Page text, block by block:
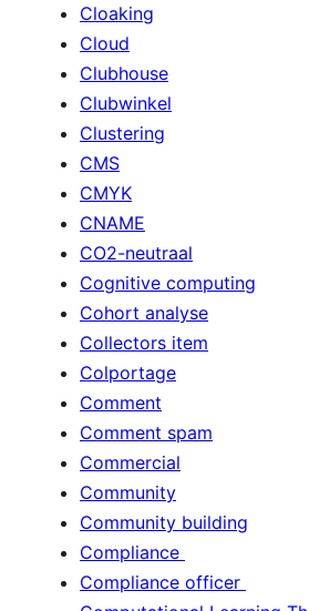
Cloaking
Cloud
Clubhouse
Clubwinkel
Clustering
CMS
CMYK
CNAME
CO2-neutraal
Cognitive computing
Cohort analyse
Collectors item
Colportage
Comment
Comment spam
Commercial
Community
Community building
Compliance
Compliance officer